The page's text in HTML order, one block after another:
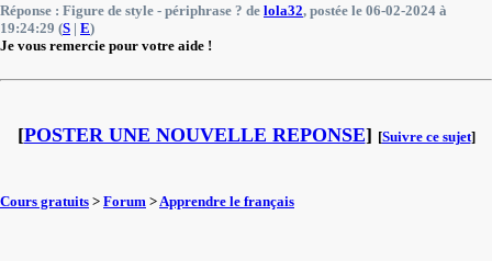
Réponse : Figure de style - périphrase ? de lola32, postée le 06-02-2024 à
19:24:29 (S | E)
Je vous remercie pour votre aide !
[POSTER UNE NOUVELLE REPONSE] [Suivre ce sujet]
Cours gratuits > Forum > Apprendre le français